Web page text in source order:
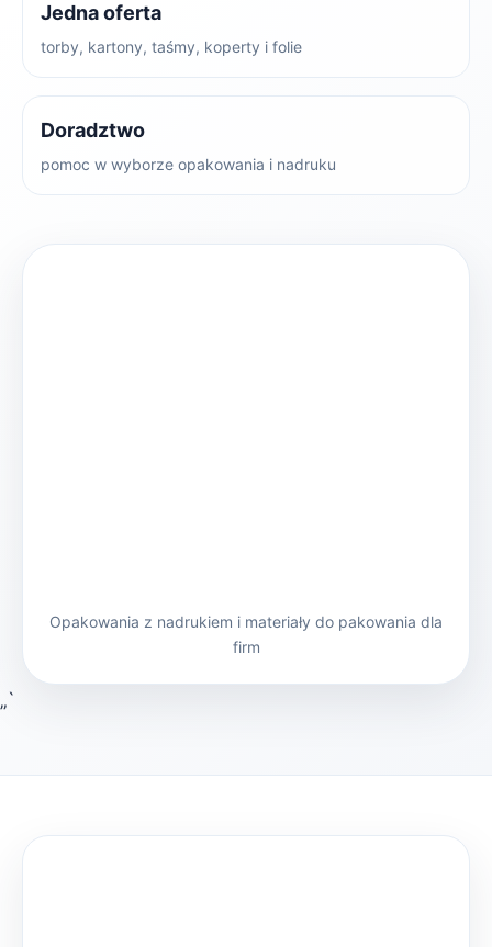
Jedna oferta
torby, kartony, taśmy, koperty i folie
Doradztwo
pomoc w wyborze opakowania i nadruku
Opakowania z nadrukiem i materiały do pakowania dla
firm
„`